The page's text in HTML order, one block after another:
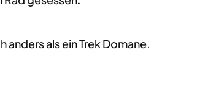
anders als ein Trek Domane.